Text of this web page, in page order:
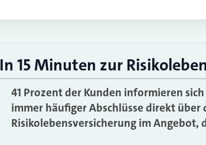
In 15 Minuten zur
41 Prozent der Kunden informieren
immer häufiger Abschlüsse direkt über
Risikolebensversicherung im